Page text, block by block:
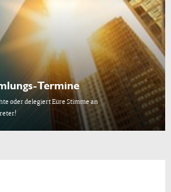
Termine
oder delegiert Eure Stimme an